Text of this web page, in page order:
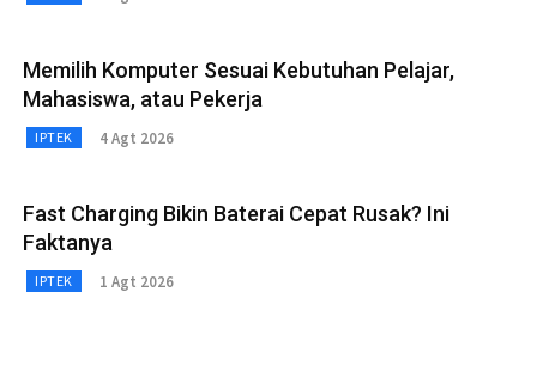
Memilih Komputer Sesuai Kebutuhan Pelajar,
Mahasiswa, atau Pekerja
IPTEK 4 Agt 2026
Fast Charging Bikin Baterai Cepat Rusak? Ini
Faktanya
IPTEK 1 Agt 2026